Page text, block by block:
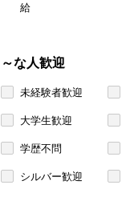
給
～な人歓迎
未経験者歓迎
大学生歓迎
学歴不問
シルバー歓迎